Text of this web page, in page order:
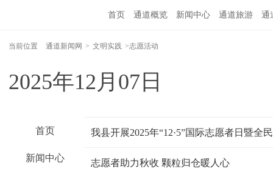
首页 通道概览 新闻中心 通道旅游 通
精彩专题 融媒矩阵
当前位置 通道新闻网 > 文明实践 >志愿活动
2025年12月07日
首页
新闻中心
我县开展2025年“12·5”国际志愿者日暨全
志愿者助力秋收 颗粒归仓暖人心